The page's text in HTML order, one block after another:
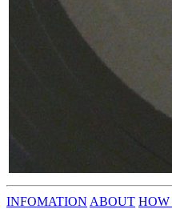
INFOMATION ABOUT HOW